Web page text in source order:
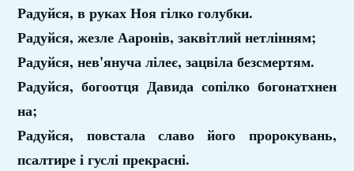
Радуйся, в руках Ноя гілко голубки.
Радуйся, жезле Ааронів, заквітлий нетлінням;
Радуйся, нев'януча лілеє, зацвіла безсмертям.
Радуйся, богоотця Давида сопілко богонатхнен
на;
Радуйся, повстала славо його пророкувань,
псалтире і гуслі прекрасні.